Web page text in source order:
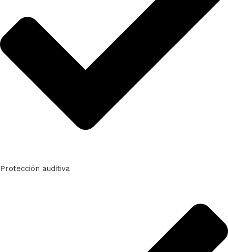
Protección auditiva